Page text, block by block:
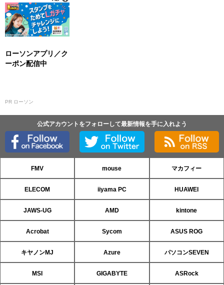
ローソンアプリ／ク
ーポン配信中
PR ローソン
公式アカウントをフォローして最新情報を手に入れよう
FMV mouse マカフィー
ELECOM iiyama PC HUAWEI
JAWS-UG AMD kintone
Acrobat Sycom ASUS ROG
キヤノンMJ Azure パソコンSEVEN
MSI GIGABYTE ASRock